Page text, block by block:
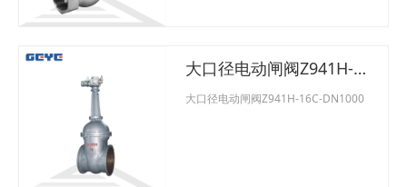
大口径电动闸阀Z941H-
16C-DN1000
大口径电动闸阀Z941H-16C-DN1000